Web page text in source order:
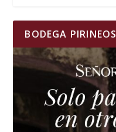
BODEGA PIRINEOS